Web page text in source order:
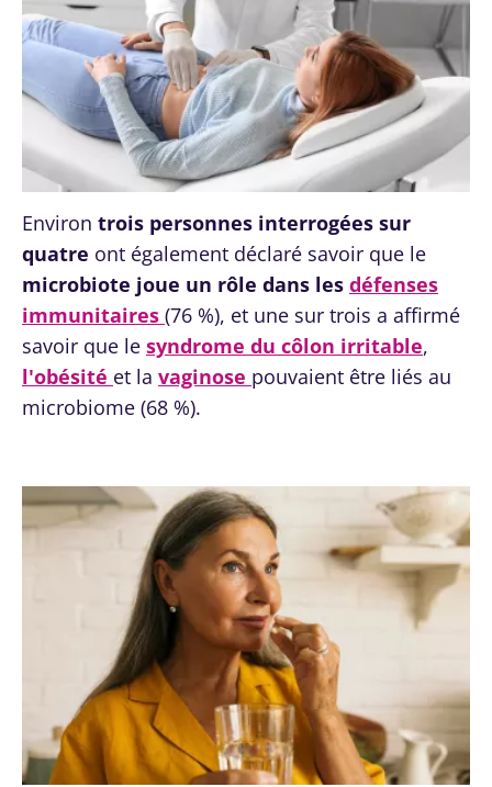
Environ trois personnes interrogées sur
quatre ont également déclaré savoir que le
microbiote joue un rôle dans les défenses
immunitaires (76 %), et une sur trois a affirmé
savoir que le syndrome du côlon irritable,
l'obésité et la vaginose pouvaient être liés au
microbiome (68 %).